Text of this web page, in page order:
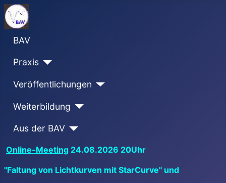
BAV
Praxis
Veröffentlichungen
Weiterbildung
Aus der BAV
Online-Meeting 24.08.2026 20Uhr
"Faltung von Lichtkurven mit StarCurve" und